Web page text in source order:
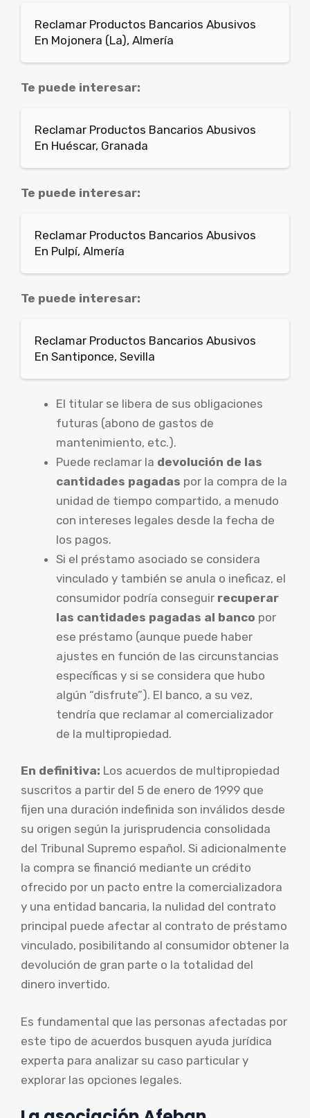
Reclamar Productos Bancarios Abusivos
En Mojonera (La), Almería
Te puede interesar:
Reclamar Productos Bancarios Abusivos
En Huéscar, Granada
Te puede interesar:
Reclamar Productos Bancarios Abusivos
En Pulpí, Almería
Te puede interesar:
Reclamar Productos Bancarios Abusivos
En Santiponce, Sevilla
El titular se libera de sus obligaciones
futuras (abono de gastos de
mantenimiento, etc.).
Puede reclamar la devolución de las
cantidades pagadas por la compra de la
unidad de tiempo compartido, a menudo
con intereses legales desde la fecha de
los pagos.
Si el préstamo asociado se considera
vinculado y también se anula o ineficaz, el
consumidor podría conseguir recuperar
las cantidades pagadas al banco por
ese préstamo (aunque puede haber
ajustes en función de las circunstancias
específicas y si se considera que hubo
algún “disfrute”). El banco, a su vez,
tendría que reclamar al comercializador
de la multipropiedad.
En definitiva: Los acuerdos de multipropiedad
suscritos a partir del 5 de enero de 1999 que
fijen una duración indefinida son inválidos desde
su origen según la jurisprudencia consolidada
del Tribunal Supremo español. Si adicionalmente
la compra se financió mediante un crédito
ofrecido por un pacto entre la comercializadora
y una entidad bancaria, la nulidad del contrato
principal puede afectar al contrato de préstamo
vinculado, posibilitando al consumidor obtener la
devolución de gran parte o la totalidad del
dinero invertido.
Es fundamental que las personas afectadas por
este tipo de acuerdos busquen ayuda jurídica
experta para analizar su caso particular y
explorar las opciones legales.